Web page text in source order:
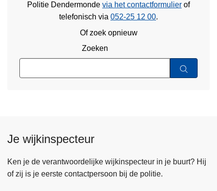
Politie Dendermonde via het contactformulier of
telefonisch via 052-25 12 00.
Of zoek opnieuw
Zoeken
Je wijkinspecteur
Ken je de verantwoordelijke wijkinspecteur in je buurt? Hij
of zij is je eerste contactpersoon bij de politie.